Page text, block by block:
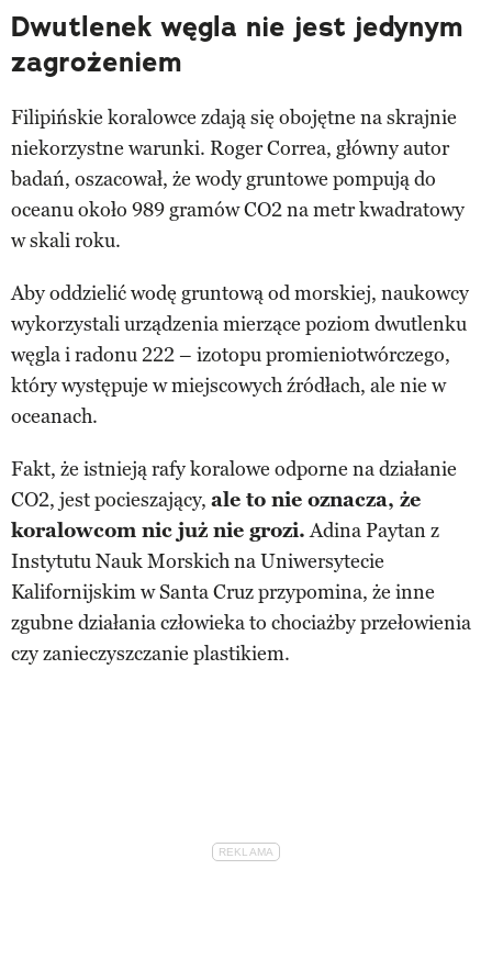
Dwutlenek węgla nie jest jedynym
zagrożeniem
Filipińskie koralowce zdają się obojętne na skrajnie
niekorzystne warunki. Roger Correa, główny autor
badań, oszacował, że wody gruntowe pompują do
oceanu około 989 gramów CO2 na metr kwadratowy
w skali roku.
Aby oddzielić wodę gruntową od morskiej, naukowcy
wykorzystali urządzenia mierzące poziom dwutlenku
węgla i radonu 222 – izotopu promieniotwórczego,
który występuje w miejscowych źródłach, ale nie w
oceanach.
Fakt, że istnieją rafy koralowe odporne na działanie
CO2, jest pocieszający, ale to nie oznacza, że
koralowcom nic już nie grozi.Adina Paytan z
Instytutu Nauk Morskich na Uniwersytecie
Kalifornijskim w Santa Cruz przypomina, że inne
zgubne działania człowieka to chociażby przełowienia
czy zanieczyszczanie plastikiem.